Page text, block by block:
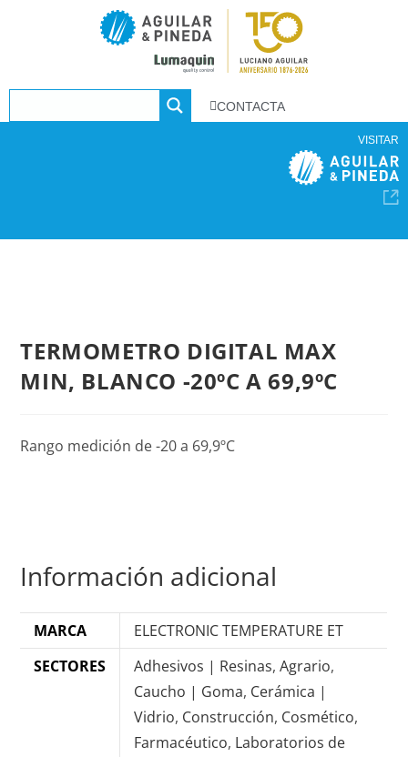
CONTACTA
VISITAR
TERMOMETRO DIGITAL MAX
MIN, BLANCO -20ºC A 69,9ºC
Rango medición de -20 a 69,9ºC
Información adicional
MARCA
ELECTRONIC TEMPERATURE ET
SECTORES
Adhesivos | Resinas,Agrario,
Caucho | Goma, Cerámica |
Vidrio, Construcción, Cosmético,
Farmacéutico, Laboratorios de